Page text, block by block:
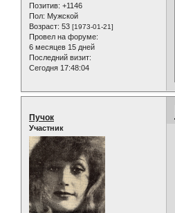
Позитив: +1146
Пол: Мужской
Возраст: 53 [1973-01-21]
Провел на форуме:
6 месяцев 15 дней
Последний визит:
Сегодня 17:48:04
Пучок
Участник